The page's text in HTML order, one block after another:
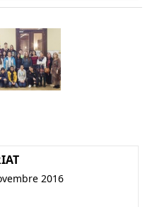
2016